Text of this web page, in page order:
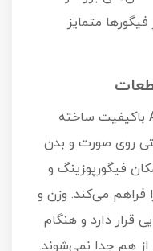
متمایز
این مینی فیگور با پلاستیک ABS باکیفیت ساخته
روی صورت و بدن
فیگورپو‍زینگ و
فراهم می‌کند. وزن و
قرار دارد و هنگام
از هم جدا نمی‌شوند.